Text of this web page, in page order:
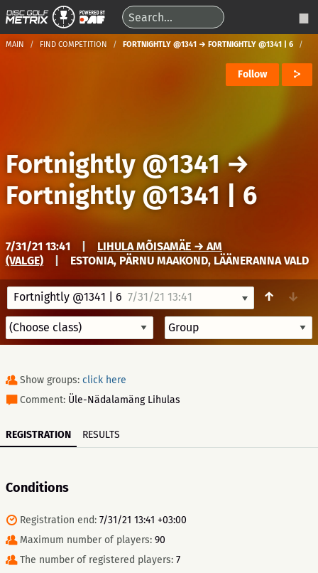
MAIN FIND COMPETITION FORTNIGHTLY @1341 → FORTNIGHTLY @1341 | 6
Follow
Fortnightly @1341→
Fortnightly @1341 | 6
7/31/21 13:41
LIHULA MÕISAMÄE → AM
(VALGE)
ESTONIA, PÄRNU MAAKOND, LÄÄNERANNA VALD
Fortnightly @1341 | 6 7/31/21 13:41 ↑ ↓
Show groups: click here
Comment: Üle-Nädalamäng Lihulas
REGISTRATION RESULTS
Conditions
Registration end: 7/31/21 13:41 +03:00
Maximum number of players: 90
The number of registered players: 7